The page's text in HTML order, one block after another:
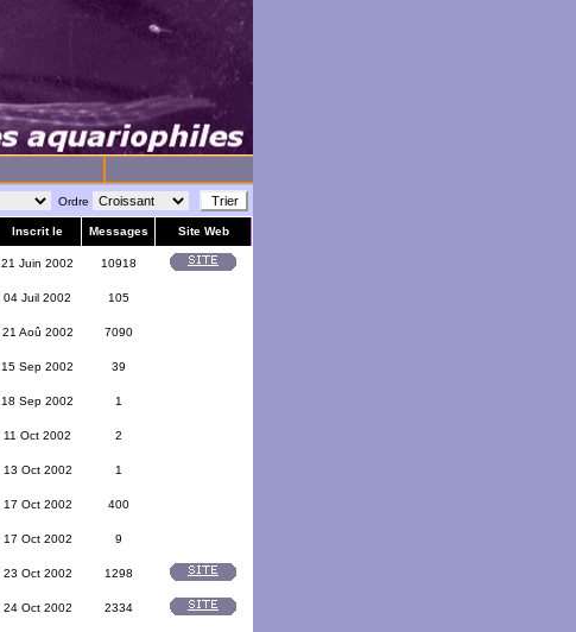
Ordre
Inscrit le Messages Site Web
21 Juin 2002 10918
04 Juil 2002 105
21 Aoû 2002 7090
15 Sep 2002 39
18 Sep 2002 1
11 Oct 2002 2
13 Oct 2002 1
17 Oct 2002 400
17 Oct 2002 9
23 Oct 2002 1298
24 Oct 2002 2334